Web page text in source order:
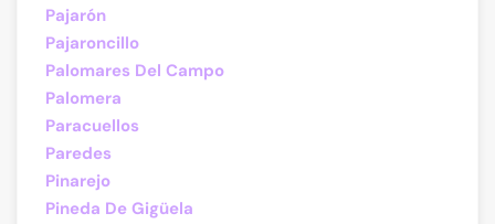
Pajarón
Pajaroncillo
Palomares Del Campo
Palomera
Paracuellos
Paredes
Pinarejo
Pineda De Gigüela